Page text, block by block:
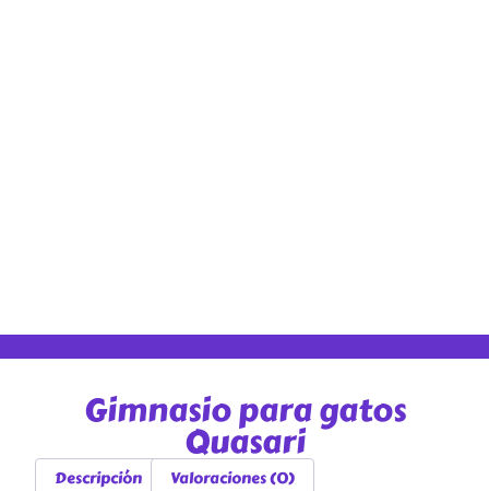
Gimnasio para gatos
Quasari
Descripción Valoraciones (0)